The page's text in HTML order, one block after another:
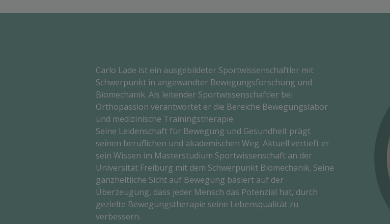
Carlo Lade ist ein ausgebildeter Sportwissenschaftler mit
Schwerpunkt in angewandter Bewegungsforschung und
Biomechanik. Als leitender Sportwissenschaftler bei
Orthopassion verantwortet er die Bereiche Bewegungslabor
und medizinische Trainingstherapie.
Seine Leidenschaft für Bewegung und Gesundheit prägt
seinen beruflichen und akademischen Weg. Aktuell vertieft er
sein Wissen im Masterstudium Sportwissenschaft an der
Universität Freiburg mit dem Schwerpunkt Biomechanik. Seine
ganzheitliche Sicht auf Bewegung basiert auf der
Überzeugung, dass jeder Mensch das Potenzial hat, durch
gezielte Bewegungstherapie seine Lebensqualität zu
verbessern.